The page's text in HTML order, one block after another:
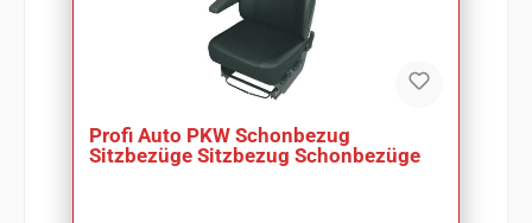
Profi Auto PKW Schonbezug
Sitzbezüge Sitzbezug Schonbezüge